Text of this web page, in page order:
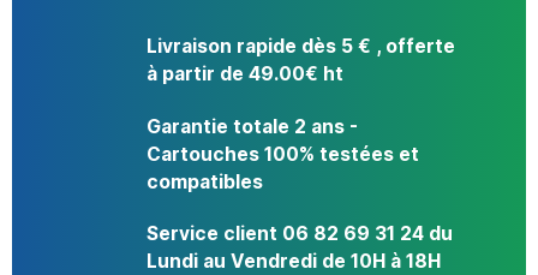
Livraison rapide dès 5 € , offerte
à partir de 49.00€ ht
Garantie totale 2 ans -
Cartouches 100% testées et
compatibles
Service client 06 82 69 31 24 du
Lundi au Vendredi de 10H à 18H